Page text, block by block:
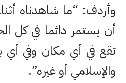
وأردف: “ما شاهدناه
أن يستمر دائما في كل
تقع في أي مكان وفي أي
والإسلامي أو غيره”.​​​​​​​